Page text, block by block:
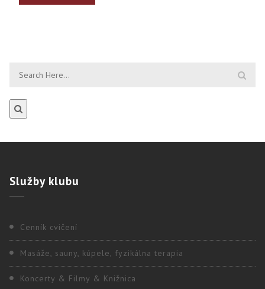
Službyklubu
Cenník cvičení
Masáže, sauny, kúpele, fyzikálna terapia
Koncerty & Filmy & Knižnica